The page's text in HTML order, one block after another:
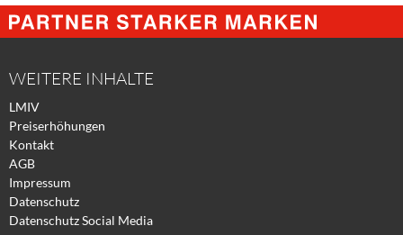
@
Facebook
@
Xing
@
Twitter
WEITERE INHALTE
LMIV
Preiserhöhungen
Kontakt
AGB
Impressum
Datenschutz
Datenschutz Social Media